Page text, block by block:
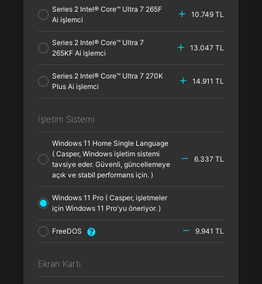
Series 2 Intel® Core™ Ultra 7 265F
Ai işlemci
10.749 TL
Series 2 Intel® Core™ Ultra 7
265KF Ai işlemci
13.047 TL
Series 2 Intel® Core™ Ultra 7 270K
Plus Ai işlemci
14.911 TL
İşletim Sistemi
Windows 11 Home Single Language
( Casper, Windows işletim sistemi
tavsiye eder. Güvenli, güncellemeye
açık ve stabil performans için. )
6.337 TL
Windows 11 Pro ( Casper, işletmeler
için Windows 11 Pro'yu öneriyor. )
FreeDOS 9.941 TL
Ekran Kartı